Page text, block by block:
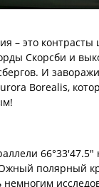
– это
Скорсби и
И
Borealis,
полярный